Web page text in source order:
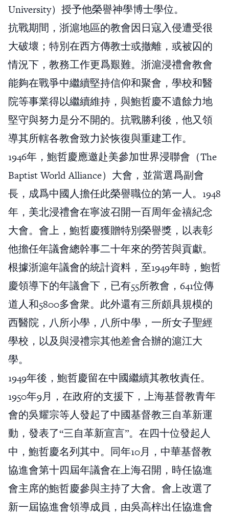
University）授予他榮譽神學博士學位。
抗戰期間，浙滬地區的教會因日寇入侵遭受很
大破壞；特別在西方傳教士或撤離，或被囚的
情況下，教務工作更爲艱難。浙滬浸禮會教會
能夠在戰爭中繼續堅持信仰和聚會，學校和醫
院等事業得以繼續維持，與鮑哲慶不遺餘力地
堅守與努力是分不開的。抗戰勝利後，他又領
導其所轄各教會致力於恢復與重建工作。
1946年，鮑哲慶應邀赴美參加世界浸聯會（The
Baptist World Alliance）大會，並當選爲副會
長，成爲中國人擔任此榮譽職位的第一人。1948
年，美北浸禮會在寧波召開一百周年金禧紀念
大會。會上，鮑哲慶獲贈特別榮譽獎，以表彰
他擔任年議會總幹事二十年來的勞苦與貢獻。
根據浙滬年議會的統計資料，至1949年時，鮑哲
慶領導下的年議會下，已有55所教會，641位傳
道人和5800多會衆。此外還有三所頗具規模的
西醫院，八所小學，八所中學，一所女子聖經
學校，以及與浸禮宗其他差會合辦的滬江大
學。
1949年後，鮑哲慶留在中國繼續其教牧責任。
1950年9月，在政府的支援下，上海基督教青年
會的吳耀宗等人發起了中國基督教三自革新運
動，發表了“三自革新宣言”。在四十位發起人
中，鮑哲慶名列其中。同年10月，中華基督教
協進會第十四屆年議會在上海召開，時任協進
會主席的鮑哲慶參與主持了大會。會上改選了
新一屆協進會領導成員，由吳高梓出任協進會